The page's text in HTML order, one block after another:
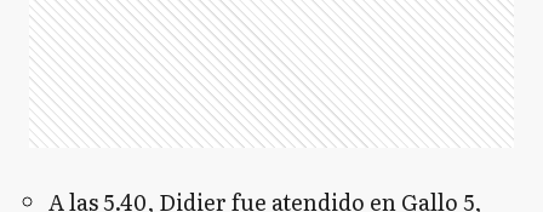
A las 5.40, Didier fue atendido en Gallo 5,